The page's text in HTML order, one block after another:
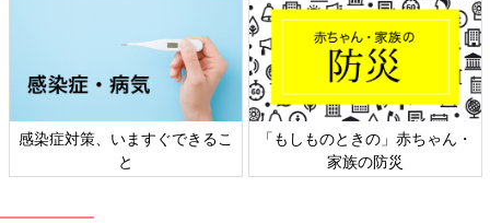
感染症対策、いますぐできるこ
と
「もしものときの」赤ちゃん・
家族の防災